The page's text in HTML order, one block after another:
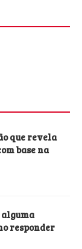
que revela
base na
alguma
responder